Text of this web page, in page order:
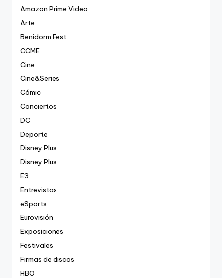
Amazon Prime Video
Arte
Benidorm Fest
CCME
Cine
Cine&Series
Cómic
Conciertos
DC
Deporte
Disney Plus
Disney Plus
E3
Entrevistas
eSports
Eurovisión
Exposiciones
Festivales
Firmas de discos
HBO